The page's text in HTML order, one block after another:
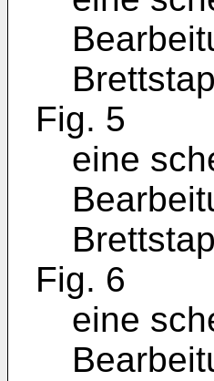
Fig. 5
eine
Fig. 6
eine